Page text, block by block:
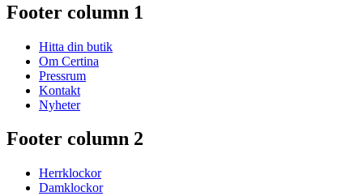
Footer column 1
Hitta din butik
Om Certina
Pressrum
Kontakt
Nyheter
Footer column 2
Herrklockor
Damklockor